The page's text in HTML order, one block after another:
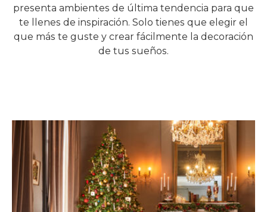
presenta ambientes de última tendencia para que
te llenes de inspiración. Solo tienes que elegir el
que más te guste y crear fácilmente la decoración
de tus sueños.